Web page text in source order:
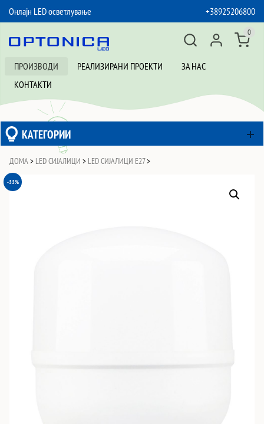
Онлајн LED осветлување
+38925206800
ПРОИЗВОДИ РЕАЛИЗИРАНИ ПРОЕКТИ
ЗА НАС
КОНТАКТИ
0
КАТЕГОРИИ
ДОМА > LED СИЈАЛИЦИ > LED СИЈАЛИЦИ Е27>
-33%